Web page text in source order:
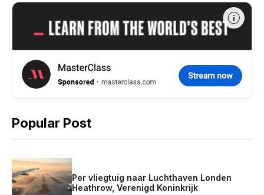
Popular Post
Per vliegtuig naar Luchthaven Londen
Heathrow, Verenigd Koninkrijk